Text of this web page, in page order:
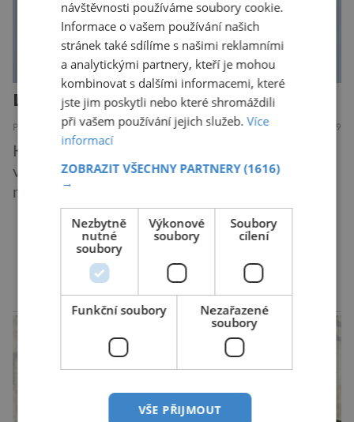
Další rána pro mizejícího sýčka
PŘÍRODA 7.8.2019
Kriticky ohrožený sýček obecný letos
významně posílil populaci díky velkému
množství hrabošů. Teď pro něj malý hlodavec
může být hrozbou. Zemědělci dostali povolení
trávit hraboše plošně rozhozeným jedem. Od 5.
srpna jim to umožňuje rozhodnutí Ústředního
kontrolního a zkušebního ústavu zemědělského
(ÚKZÚZ) podřízeného ministerstvu
zemědělství. Ornitologové varují, že v ohrožení
je mnoho živočichů a především […]
DALŠÍ ČLÁNKY ›
návštěvnosti používáme soubory cookie.
Informace o vašem používání našich
stránek také sdílíme s našimi reklamními
a analytickými partnery, kteří je mohou
kombinovat s dalšími informacemi, které
jste jim poskytli nebo které shromáždili
při vašem používání jejich služeb.Více
informací
ZOBRAZIT VŠECHNY PARTNERY(1616)
→
Nezbytně
nutné
soubory
Výkonové
soubory
Soubory
cílení
Funkční soubory
Nezařazené
soubory
VŠE PŘIJMOUT